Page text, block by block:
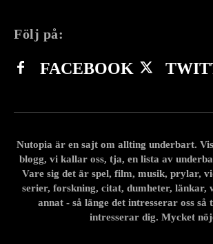
Följ på:
FACEBOOK
Nutopia är en sajt om allting underbart.
blogg, vi kallar oss, tja, en lista av
Vare sig det är spel, film, musik, prylar,
serier, forskning, citat, dumheter, länkar,
annat - så länge det intresserar oss
intresserar dig. Mycket